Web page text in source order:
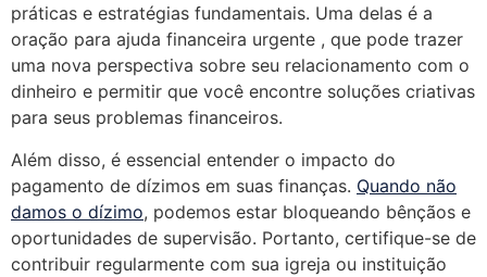
práticas e estratégias fundamentais. Uma delas é a
oração para ajuda financeira urgente , que pode trazer
uma nova perspectiva sobre seu relacionamento com o
dinheiro e permitir que você encontre soluções criativas
para seus problemas financeiros.
Além disso, é essencial entender o impacto do
pagamento de dízimos em suas finanças. Quando não
damos o dízimo, podemos estar bloqueando bênçãos e
oportunidades de supervisão. Portanto, certifique-se de
contribuir regularmente com sua igreja ou instituição